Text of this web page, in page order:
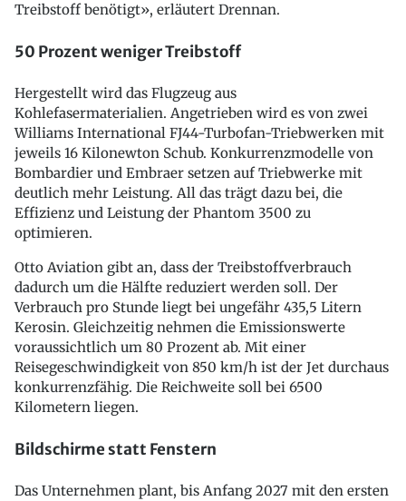
Treibstoff benötigt», erläutert Drennan.
50 Prozent weniger Treibstoff
Hergestellt wird das Flugzeug aus
Kohlefasermaterialien. Angetrieben wird es von zwei
Williams International FJ44-Turbofan-Triebwerken mit
jeweils 16 Kilonewton Schub. Konkurrenzmodelle von
Bombardier und Embraer setzen auf Triebwerke mit
deutlich mehr Leistung. All das trägt dazu bei, die
Effizienz und Leistung der Phantom 3500 zu
optimieren.
Otto Aviation gibt an, dass der Treibstoffverbrauch
dadurch um die Hälfte reduziert werden soll. Der
Verbrauch pro Stunde liegt bei ungefähr 435,5 Litern
Kerosin. Gleichzeitig nehmen die Emissionswerte
voraussichtlich um 80 Prozent ab. Mit einer
Reisegeschwindigkeit von 850 km/h ist der Jet durchaus
konkurrenzfähig. Die Reichweite soll bei 6500
Kilometern liegen.
Bildschirme statt Fenstern
Das Unternehmen plant, bis Anfang 2027 mit den ersten